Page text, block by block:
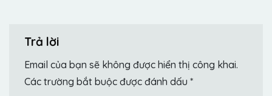
Trả lời
Email của bạn sẽ không được hiển thị công khai.
Các trường bắt buộc được đánh dấu *